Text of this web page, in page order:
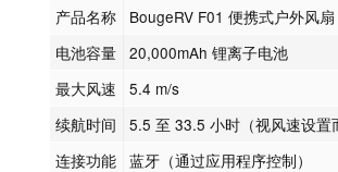
产品名称
BougeRV F01 便携式户外风扇
电池容量
20,000mAh 锂离子电池
最大风速
5.4 m/s
续航时间
5.5 至 33.5 小时（视风速设置
连接功能
蓝牙（通过应用程序控制）